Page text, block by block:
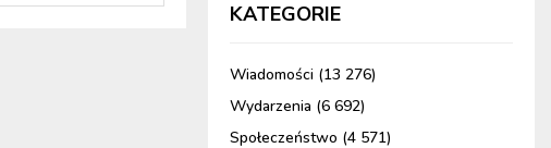
KATEGORIE
Wiadomości (13 276)
Wydarzenia (6 692)
Społeczeństwo (4 571)